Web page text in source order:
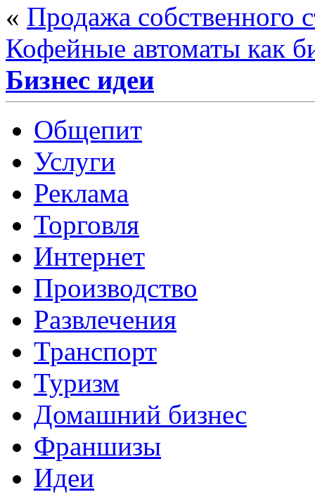
« Продажа собственного
Кофейные автоматы как
Бизнес идеи
Общепит
Услуги
Реклама
Торговля
Интернет
Производство
Развлечения
Транспорт
Туризм
Домашний бизнес
Франшизы
Идеи